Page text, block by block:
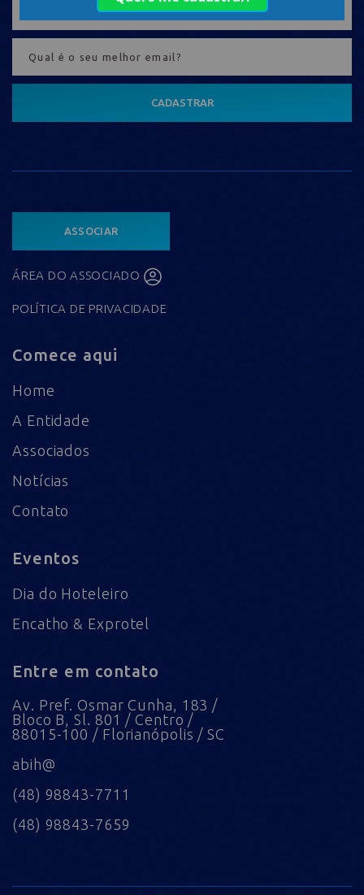
CADASTRAR
ASSOCIAR
ÁREA DO ASSOCIADO
POLÍTICA DE PRIVACIDADE
Comece aqui
Home
A Entidade
Associados
Notícias
Contato
Eventos
Dia do Hoteleiro
Encatho & Exprotel
Entre em contato
Av. Pref. Osmar Cunha, 183 /
Bloco B, Sl. 801 / Centro /
88015-100 / Florianópolis / SC
abih@
(48) 98843-7711
(48) 98843-7659